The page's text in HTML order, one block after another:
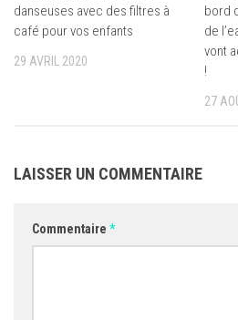
danseuses avec des filtres à
café pour vos enfants
29 AVRIL 2020
bord
de
vont
!
27
LAISSER UN COMMENTAIRE
Commentaire *